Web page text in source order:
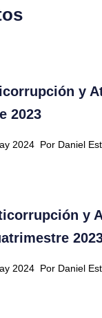
y
2023
2024 Por Daniel
y
2024 Por Daniel